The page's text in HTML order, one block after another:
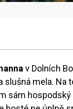
v Dolních
slušná mela. Na
sám